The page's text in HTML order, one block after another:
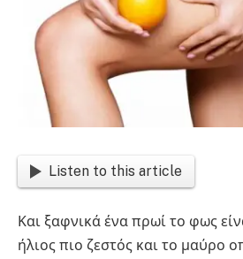
Listen to this article
Και ξαφνικά ένα πρωί το φως
ήλιος πιο ζεστός και το μαύρο